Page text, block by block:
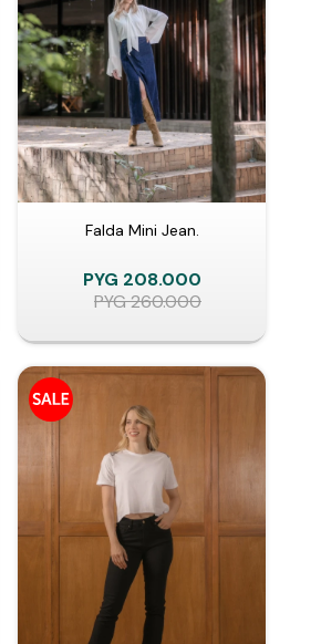
Falda Mini Jean.
PYG 208.000
PYG260.000